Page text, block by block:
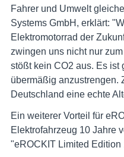
Fahrer und Umwelt
Systems GmbH, erklärt:
Elektromotorrad der
zwingen uns nicht nur
stößt kein CO2 aus. Es ist
übermäßig anzustrengen.
Deutschland eine echte
Ein weiterer Vorteil für
Elektrofahrzeug 10 Jahre
"eROCKIT Limited